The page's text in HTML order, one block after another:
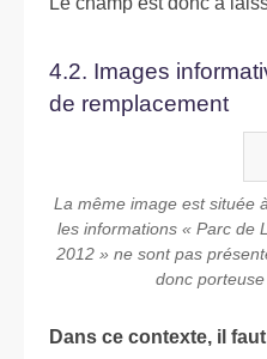
4.2. Images
de remplacement
La même image est située
les informations « Parc de
2012 » ne sont pas
donc porteuse
Dans ce contexte, il